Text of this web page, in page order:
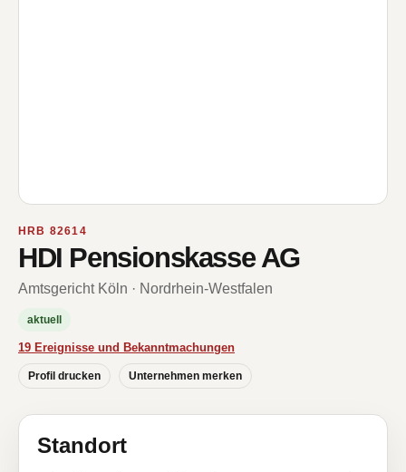
HRB 82614
HDI Pensionskasse AG
Amtsgericht Köln · Nordrhein-Westfalen
aktuell
19 Ereignisse und Bekanntmachungen
Profil drucken Unternehmen merken
Standort